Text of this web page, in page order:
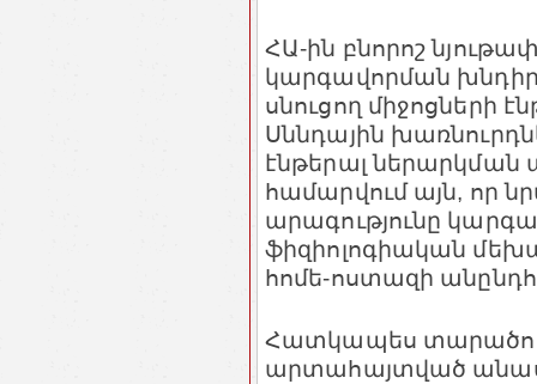
ՀԱ-ին բնորոշ
կարգավորման
սնուցող միջոցների
Սննդային
էնթերալ ներարկման
համարվում այն, որ
արագությունը
ֆիզիոլոգիական
հոմե-ոստազի
Հատկապես
արտահայտված